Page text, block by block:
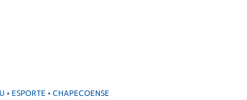
• ESPORTE• CHAPECOENSE